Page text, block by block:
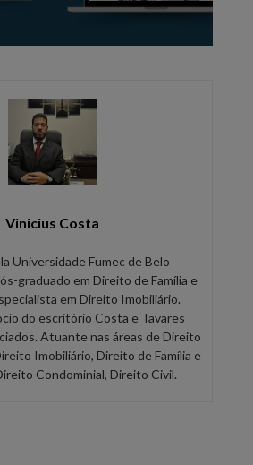
Vinicius Costa
Universidade Fumec de Belo
graduado em Direito de Família e
em Direito Imobiliário.
do escritório Costa e Tavares
Atuante nas áreas de Direito
Imobiliário, Direito de Família e
Condominial, Direito Civil.